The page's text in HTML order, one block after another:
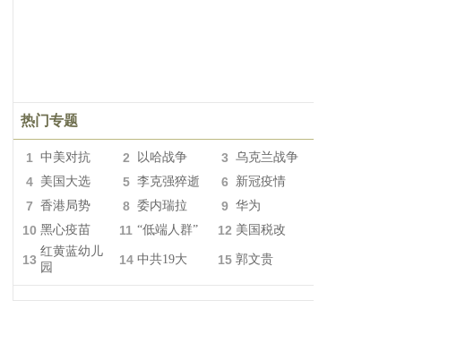
热门专题
1 中美对抗 2 以哈战争 3 乌克兰战争
4 美国大选 5 李克强猝逝 6 新冠疫情
7 香港局势 8 委内瑞拉 9 华为
10 黑心疫苗 11 “低端人群” 12 美国税改
13
红黄蓝幼儿
园
14 中共19大 15 郭文贵